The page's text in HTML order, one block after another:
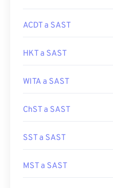
ACDT a SAST
HKT a SAST
WITA a SAST
ChST a SAST
SST a SAST
MST a SAST